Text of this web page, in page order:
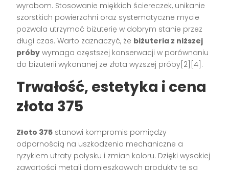
wyrobom. Stosowanie miękkich ściereczek, unikanie
szorstkich powierzchni oraz systematyczne mycie
pozwala utrzymać biżuterię w dobrym stanie przez
długi czas. Warto zaznaczyć, że biżuteria z niższej
próby wymaga częstszej konserwacji w porównaniu
do biżuterii wykonanej ze złota wyższej próby[2][4].
Trwałość, estetyka i cena
złota 375
Złoto 375 stanowi kompromis pomiędzy
odpornością na uszkodzenia mechaniczne a
ryzykiem utraty połysku i zmian koloru. Dzięki wysokiej
zawartości metali domieszkowych produkty te są